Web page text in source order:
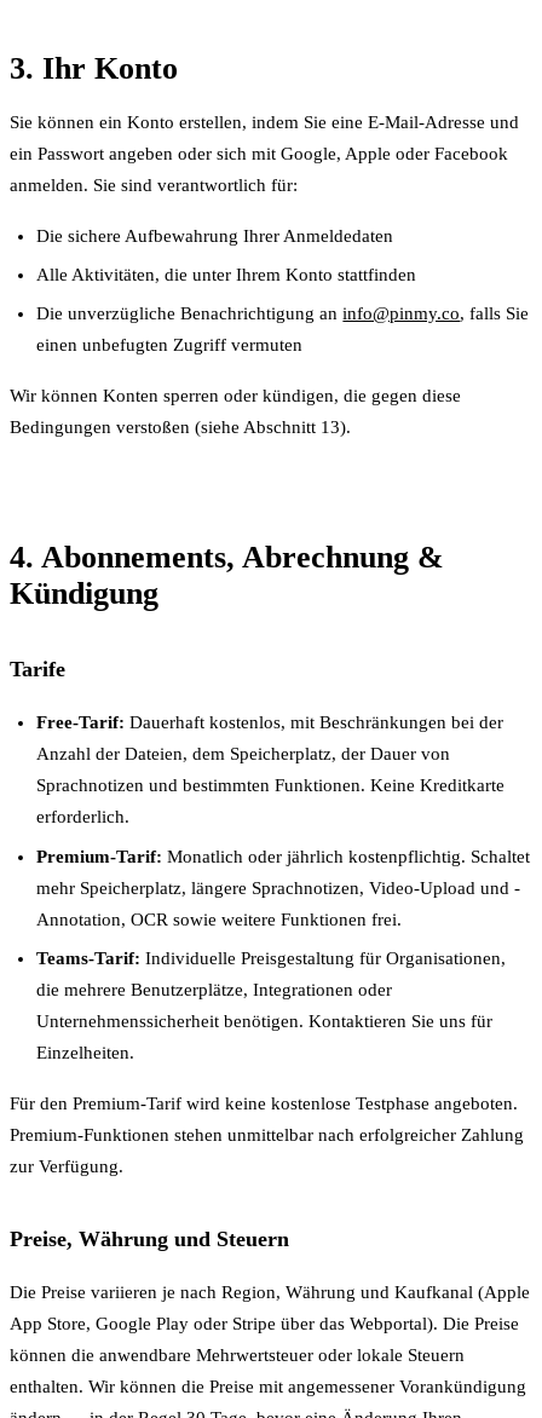
3. Ihr Konto
Sie können ein Konto erstellen, indem Sie eine E-Mail-Adresse und
ein Passwort angeben oder sich mit Google, Apple oder Facebook
anmelden. Sie sind verantwortlich für:
Die sichere Aufbewahrung Ihrer Anmeldedaten
Alle Aktivitäten, die unter Ihrem Konto stattfinden
Die unverzügliche Benachrichtigung aninfo@pinmy.co, falls Sie
einen unbefugten Zugriff vermuten
Wir können Konten sperren oder kündigen, die gegen diese
Bedingungen verstoßen (siehe Abschnitt 13).
4. Abonnements, Abrechnung &
Kündigung
Tarife
Free-Tarif: Dauerhaft kostenlos, mit Beschränkungen bei der
Anzahl der Dateien, dem Speicherplatz, der Dauer von
Sprachnotizen und bestimmten Funktionen. Keine Kreditkarte
erforderlich.
Premium-Tarif: Monatlich oder jährlich kostenpflichtig. Schaltet
mehr Speicherplatz, längere Sprachnotizen, Video-Upload und -
Annotation, OCR sowie weitere Funktionen frei.
Teams-Tarif: Individuelle Preisgestaltung für Organisationen,
die mehrere Benutzerplätze, Integrationen oder
Unternehmenssicherheit benötigen. Kontaktieren Sie uns für
Einzelheiten.
Für den Premium-Tarif wird keine kostenlose Testphase angeboten.
Premium-Funktionen stehen unmittelbar nach erfolgreicher Zahlung
zur Verfügung.
Preise, Währung und Steuern
Die Preise variieren je nach Region, Währung und Kaufkanal (Apple
App Store, Google Play oder Stripe über das Webportal). Die Preise
können die anwendbare Mehrwertsteuer oder lokale Steuern
enthalten. Wir können die Preise mit angemessener Vorankündigung